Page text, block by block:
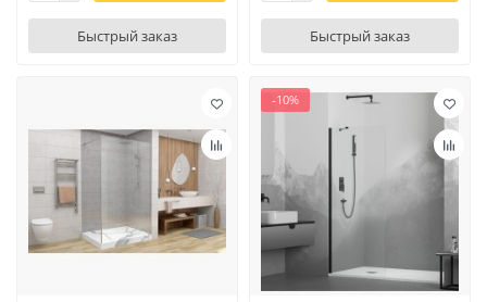
Быстрый заказ Быстрый заказ
-10%